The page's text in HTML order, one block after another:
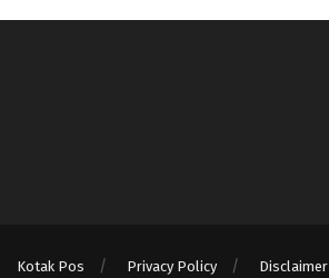
Kotak Pos Privacy Policy Disclaimer